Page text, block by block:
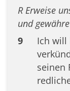
R Erweise
und
9
Ich will
seinen